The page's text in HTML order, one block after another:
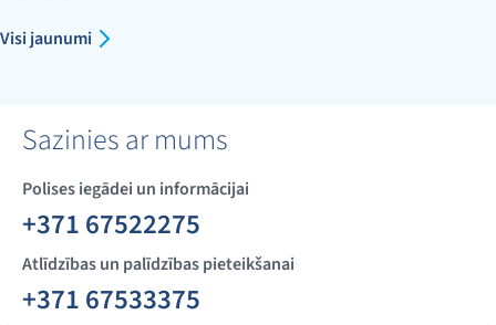
Visi jaunumi
Sazinies ar mums
Polises iegādei un informācijai
+371 67522275
Atlīdzības un palīdzības pieteikšanai
+371 67533375